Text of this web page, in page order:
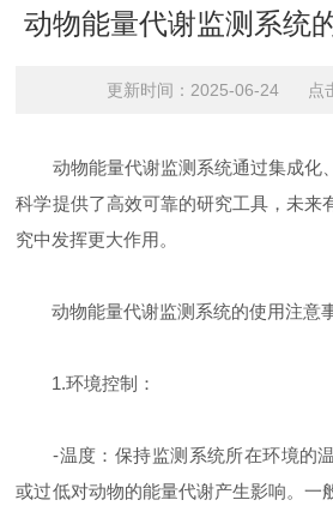
动物能量代谢监测系统
更新时间：2025-06-24 点
动物能量代谢监测系统通过集成化
科学提供了高效可靠的研究工具，未来
究中发挥更大作用。
动物能量代谢监测系统的使用注意
1.环境控制：
-温度：保持监测系统所在环境的温
或过低对动物的能量代谢产生影响。一